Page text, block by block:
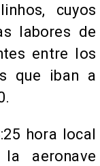
cuyos
labores de
entre los
que iban a
hora local
aeronave